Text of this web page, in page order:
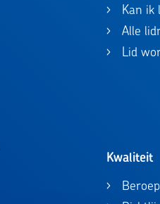
Kan ik
Alle
Lid
Kwaliteit